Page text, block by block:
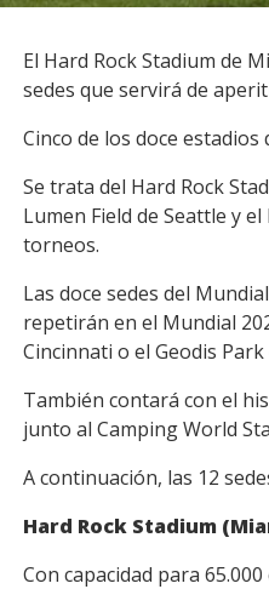
Facebook
WhatsApp
Email
Copy
Link
El Hard Rock Stadium de
sedes que servirá de
Cinco de los doce
Se trata del Hard Rock
Lumen Field de Seattle y
torneos.
Las doce sedes del
repetirán en el Mundial
Cincinnati o el Geodis
También contará con el
junto al Camping World
A continuación, las 12
Hard Rock Stadium
Con capacidad para